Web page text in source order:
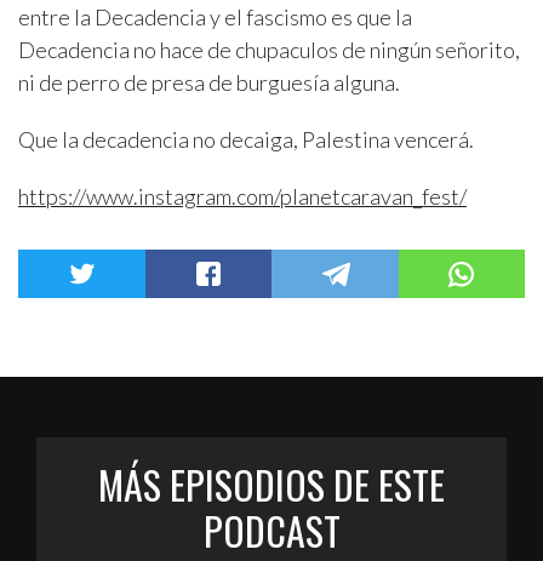
entre la Decadencia y el fascismo es que la
Decadencia no hace de chupaculos de ningún señorito,
ni de perro de presa de burguesía alguna.
Que la decadencia no decaiga, Palestina vencerá.
https://www.instagram.com/planetcaravan_fest/
MÁS EPISODIOS DE ESTE
PODCAST